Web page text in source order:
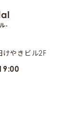
-
やきビル2F